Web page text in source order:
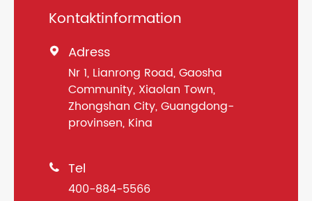
Kontaktinformation
 Adress
Nr 1, Lianrong Road, Gaosha
Community, Xiaolan Town,
Zhongshan City, Guangdong-
provinsen, Kina
 Tel
400-884-5566